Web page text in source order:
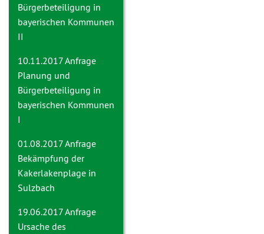
Bürgerbeteiligung in
bayerischen Kommunen
II
10.11.2017 Anfrage
Planung und
Bürgerbeteiligung in
bayerischen Kommunen
I
01.08.2017 Anfrage
Bekämpfung der
Kakerlakenplage in
Sulzbach
19.06.2017 Anfrage
Ursache des